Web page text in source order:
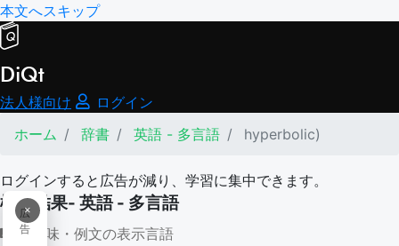
本文へスキップ
DiQt
法人様向け
ログイン
ホーム
辞書 英語 - 多言語 hyperbolic)
ログインすると広告が減り、学習に集中できます。
×
広
告
検索結果- 英語 - 多言語
意味・例文の表示言語